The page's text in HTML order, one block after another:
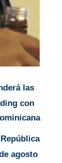
las
con
agosto